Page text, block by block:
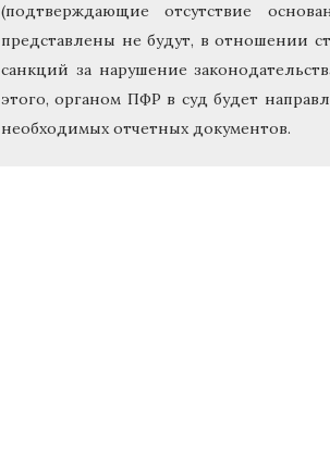
(подтверждающие отсутствие
представлены не будут, в отношении
санкций за нарушение
этого, органом ПФР в суд будет
необходимых отчетных документов.